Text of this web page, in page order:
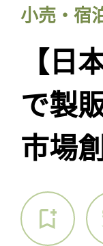
小売・宿
【日
で製
市場